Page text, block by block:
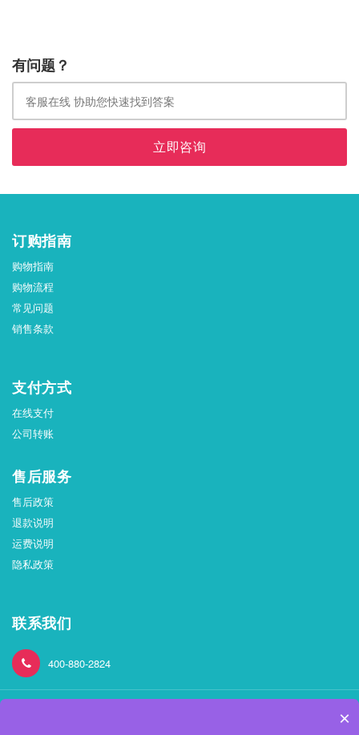
有问题？
立即咨询
订购指南
购物指南
购物流程
常见问题
销售条款
支付方式
在线支付
公司转账
售后服务
售后政策
退款说明
运费说明
隐私政策
联系我们
400-880-2824
×